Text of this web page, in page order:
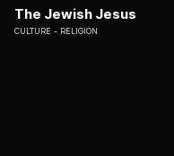
The Jewish Jesus
CULTURE RELIGION